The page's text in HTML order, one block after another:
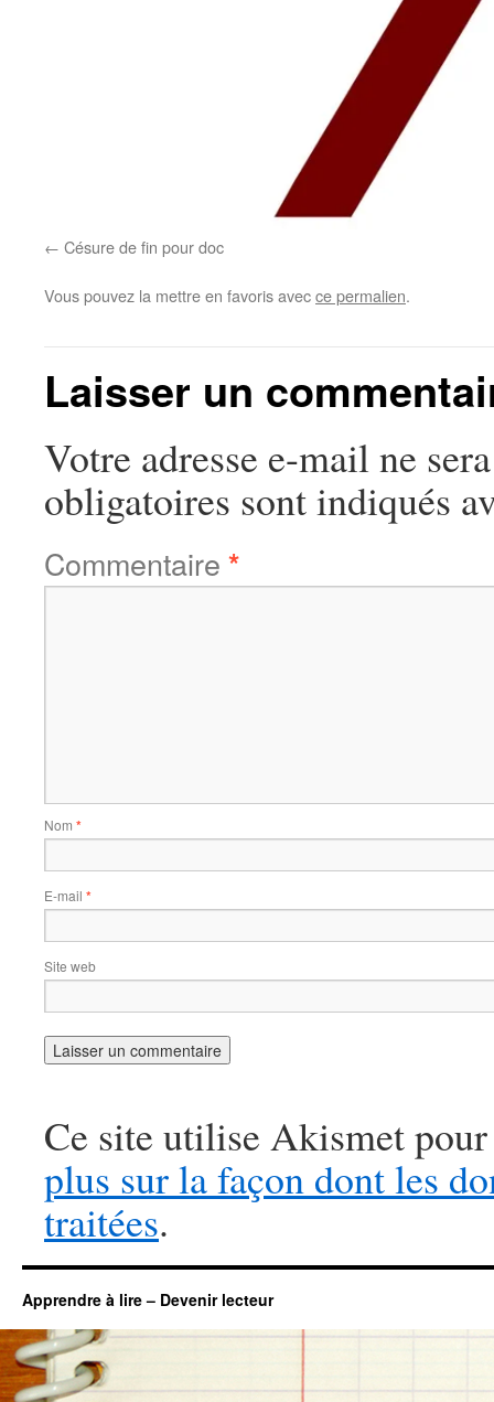
Césure de fin pour doc
Vous pouvez la mettre en favoris avecce permalien.
Laisser un
Votre adresse e-mail ne
obligatoires sont indiqués
Commentaire *
Nom *
E-mail *
Site web
Ce site utilise Akismet
plus sur la façon dont les
traitées.
Apprendre à lire – Devenir lecteur